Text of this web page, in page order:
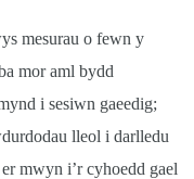
mesurau o fewn y
mor aml bydd
i sesiwn gaeedig;
lleol i darlledu
mwyn i’r cyhoedd gael